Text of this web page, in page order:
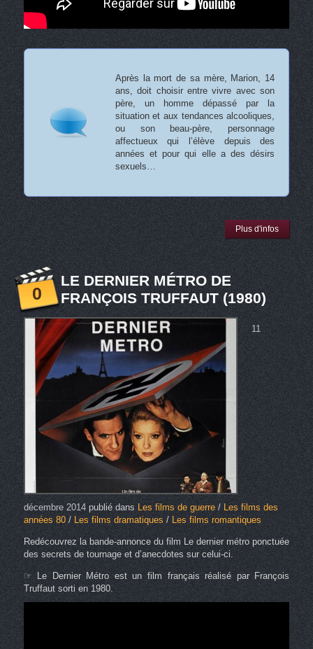
Après la mort de sa mère, Marion, 14
ans, doit choisir entre vivre avec son
père, un homme dépassé par la
situation et aux tendances alcooliques,
ou son beau-père, personnage
affectueux qui l’élève depuis des
années et pour qui elle a des désirs
sexuels…
Plus d'infos
0
LE DERNIER MÉTRO DE
FRANÇOIS TRUFFAUT (1980)
11
décembre 2014publié dans Les films de guerre/Les films des
années 80/ Les films dramatiques/Les films romantiques
Redécouvrez la bande-annonce du film Le dernier métro ponctuée
des secrets de tournage et d’anecdotes sur celui-ci.
☞ Le Dernier Métro est un film français réalisé par François
Truffaut sorti en 1980.